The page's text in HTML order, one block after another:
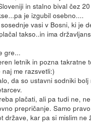
in stalno bival čez
je izgubil osebno....
vasi v Bosni, ki je
takso..in ima
gre...
letnik in pozna takratne
me razsvetli:)
da so ustavni sodniki
plačati, ali pa tudi ne,
prepričanje. Samo
države, kar pa si mislim ne